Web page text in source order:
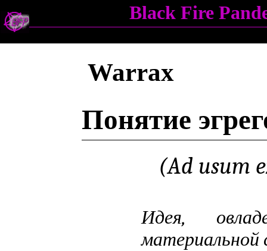
Black Fire
Warrax
Понятие
(Ad usum
Идея,
материальной